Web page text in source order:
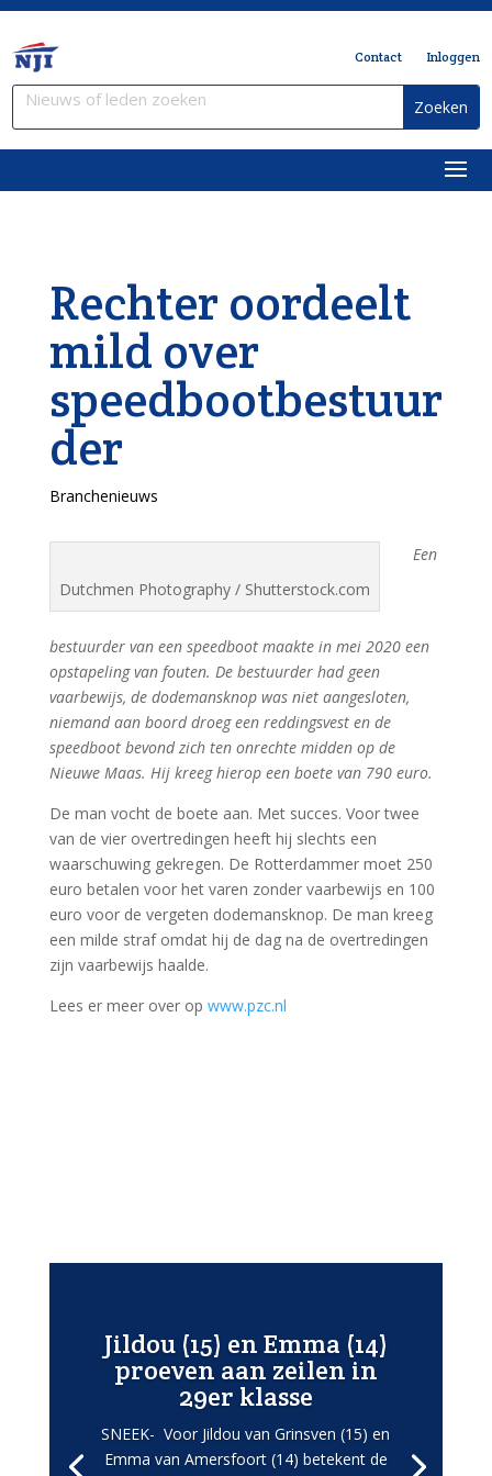
Contact Inloggen
Rechter oordeelt
mild over
speedbootbestuur
der
Branchenieuws
Dutchmen Photography / Shutterstock.com
Een
bestuurder van een speedboot maakte in mei 2020 een
opstapeling van fouten. De bestuurder had geen
vaarbewijs, de dodemansknop was niet aangesloten,
niemand aan boord droeg een reddingsvest en de
speedboot bevond zich ten onrechte midden op de
Nieuwe Maas. Hij kreeg hierop een boete van 790 euro.
De man vocht de boete aan. Met succes. Voor twee
van de vier overtredingen heeft hij slechts een
waarschuwing gekregen. De Rotterdammer moet 250
euro betalen voor het varen zonder vaarbewijs en 100
euro voor de vergeten dodemansknop. De man kreeg
een milde straf omdat hij de dag na de overtredingen
zijn vaarbewijs haalde.
Lees er meer over op www.pzc.nl
Jildou (15) en Emma (14)
proeven aan zeilen in
29er klasse
SNEEK- Voor Jildou van Grinsven (15) en
Emma van Amersfoort (14) betekent de